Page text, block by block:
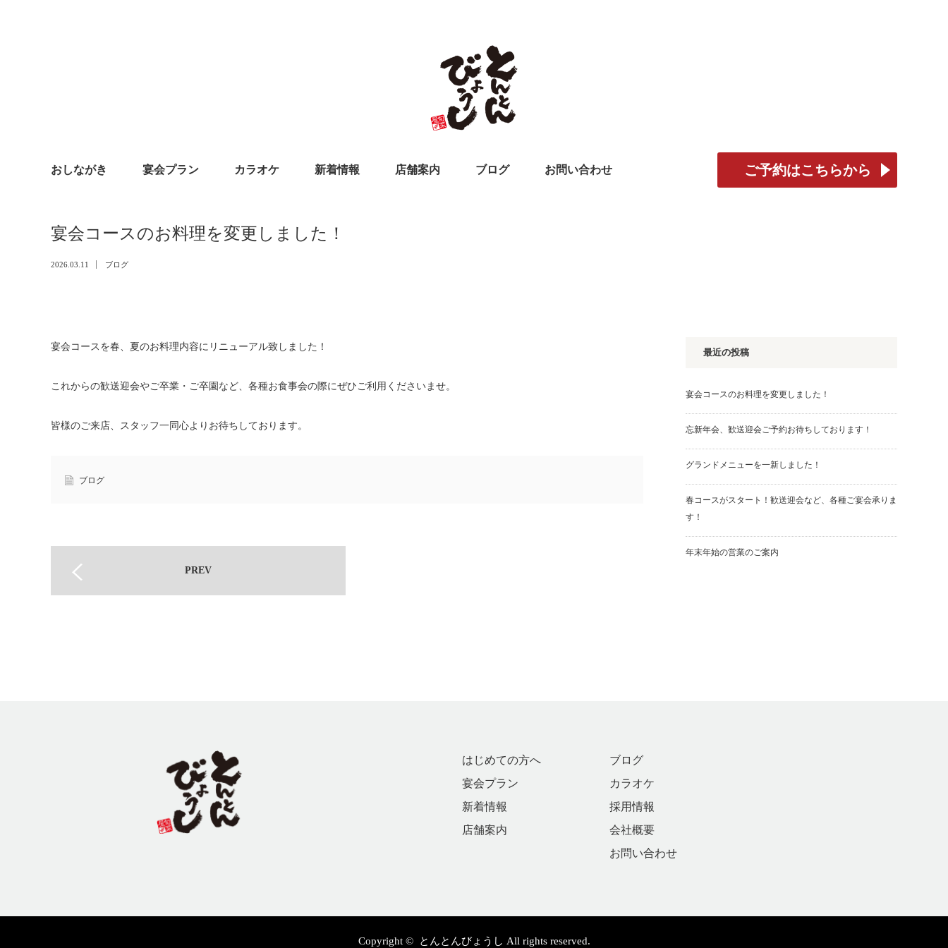
おしながき 宴会プラン カラオケ 新着情報 店舗案内 ブログ お問い合わせ ご予約はこちらから
宴会コースのお料理を変更しました！
2026.03.11 ブログ
宴会コースを春、夏のお料理内容にリニューアル致しました！
これからの歓送迎会やご卒業・ご卒園など、各種お食事会の際にぜひご利用くださいませ。
皆様のご来店、スタッフ一同心よりお待ちしております。
ブログ
PREV
最近の投稿
宴会コースのお料理を変更しました！
忘新年会、歓送迎会ご予約お待ちしております！
グランドメニューを一新しました！
春コースがスタート！歓送迎会など、各種ご宴会承りま
す！
年末年始の営業のご案内
はじめての方へ
宴会プラン
新着情報
店舗案内
ブログ
カラオケ
採用情報
会社概要
お問い合わせ
Copyright © とんとんびょうし All rights reserved.